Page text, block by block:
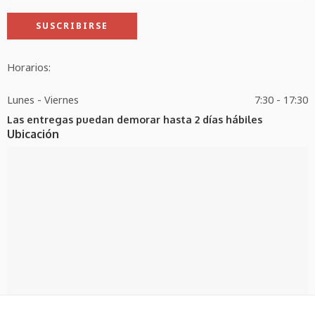
Horarios:
Lunes - Viernes 7:30 - 17:30
Las entregas puedan demorar hasta 2 días hábiles
Ubicación